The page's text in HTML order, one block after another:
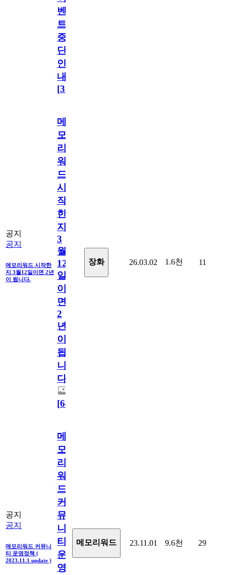
벤
트
중
단
안
내
[31
공지
공지
메모리워드 시작한
지 3월12일이면 2년
이 됩니다.
메
모
리
워
드
시
작
한
지
3
월
12
일
이
면
2
년
이
됩
니
다.
[64
장화 26.03.02 1.6천 11
공지
공지
메모리워드 커뮤니
티 운영정책 (
2023.11.1 update )
메
모
리
워
드
커
뮤
니
티
운
영
메모리워드 23.11.01 9.6천 29